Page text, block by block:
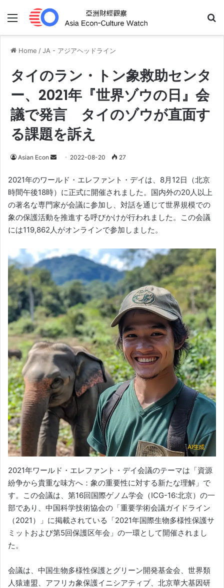
Menu
Home /JA - アジアヘッドライン
タイのラン・トン象救助センタ
ー、2021年『世界ゾウの日』会
議で発言 タイのゾウが直面す
る課題を訴え
Asian Econ
Send
email
2022-08-20 27
2021年のワールド・エレファント・デイは、8月12日（北京
時間午後18時）に正式に開催されました。国内外の20人以上
の著名な専門家が会議に参加し、対話を通じて世界規模での
象の保護活動を推進する呼びかけが行われました。この会議
には119,862人がオンラインで参加しました。
2021年ワールド・エレファント・デイ会議のテーマは「資源
紛争から貴重な味方へ：象の重要性に対する新たな理解」で
す。この会議は、第16回国際ゲノム学会（ICG-16:北京）の一
部であり、中国科学技術協会の「重要学術会議ガイドライン
（2021）」に掲載されている「2021年国際生物多様性保護サ
ミットおよび第5回保護区年会」の一環として開催されまし
た。
会議は、中国生物多様性保護とグリーン開発基金会、世界類
人猿連盟、アフリカ象保護イニシアティブ、北京華大基因研